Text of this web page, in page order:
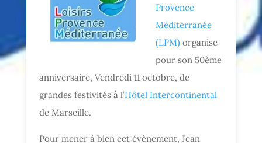
Provence
Méditerranée
(LPM) organise
pour son 50ème
anniversaire, Vendredi 11 octobre, de
grandes festivités à l’Hôtel Intercontinental
de Marseille.
Pour mener à bien cet évènement, Jean